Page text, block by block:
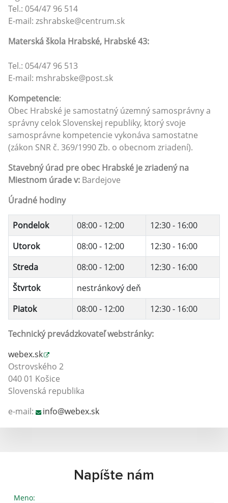
Tel.: 054/47 96 514
E-mail: zshrabske@centrum.sk
Materská škola Hrabské, Hrabské 43:
Tel.: 054/47 96 513
E-mail: mshrabske@post.sk
Kompetencie:
Obec Hrabské je samostatný územný samosprávny a
správny celok Slovenskej republiky, ktorý svoje
samosprávne kompetencie vykonáva samostatne
(zákon SNR č. 369/1990 Zb. o obecnom zriadení).
Stavebný úrad pre obec Hrabské je zriadený na
Miestnom úrade v: Bardejove
Úradné hodiny
Pondelok 08:00 - 12:00
12:30 - 16:00
Utorok
08:00 - 12:00
12:30 - 16:00
Streda
08:00 - 12:00
12:30 - 16:00
Štvrtok
nestránkový deň
Piatok
08:00 - 12:00 12:30 - 16:00
Technický prevádzkovateľ webstránky:
webex.sk
Ostrovského 2
040 01 Košice
Slovenská republika
e-mail:
info@webex.sk
Napíšte nám
Meno: